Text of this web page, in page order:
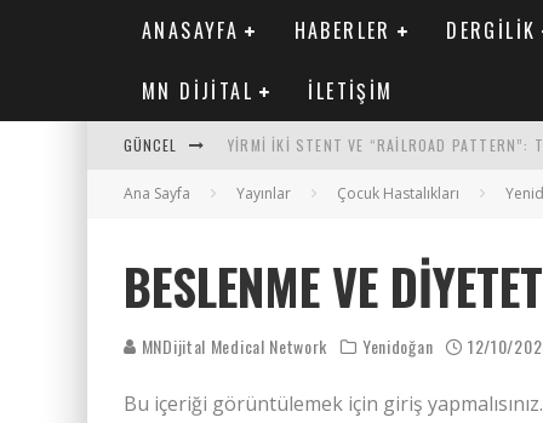
ANASAYFA HABERLER DERGILIK
MN DIJITAL İLETIŞIM
GÜNCEL YIRMI İKI STENT VE “RAILROAD PATTERN”:
SAFEN VEN GREFT HASTALIĞI ILE İLIŞKILI
MN KARDIYOLOJI YIL 33 SAYI 2 2026
Ana Sayfa Yayınlar Çocuk Hastalıkları
BESLENME VE
MNDijital Medical Network Yenidoğan 12/10/
Bu içeriği görüntülemek için giriş